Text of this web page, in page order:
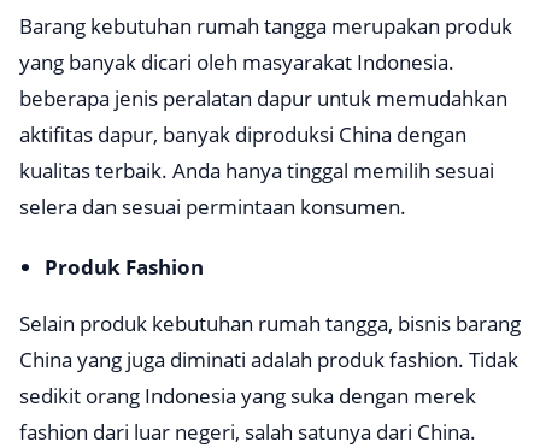
Barang kebutuhan rumah tangga merupakan produk
yang banyak dicari oleh masyarakat Indonesia.
beberapa jenis peralatan dapur untuk memudahkan
aktifitas dapur, banyak diproduksi China dengan
kualitas terbaik. Anda hanya tinggal memilih sesuai
selera dan sesuai permintaan konsumen.
Produk Fashion
Selain produk kebutuhan rumah tangga, bisnis barang
China yang juga diminati adalah produk fashion. Tidak
sedikit orang Indonesia yang suka dengan merek
fashion dari luar negeri, salah satunya dari China.